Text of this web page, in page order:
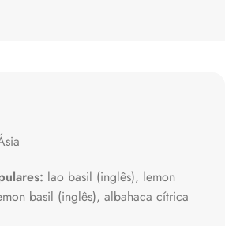
lao basil (inglês), lemon
basil (inglês), albahaca cítrica